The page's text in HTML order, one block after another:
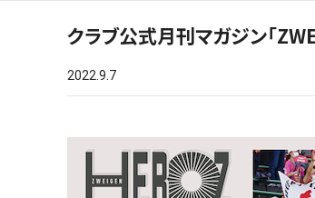
クラブ公式月刊マガジン「
2022.9.7